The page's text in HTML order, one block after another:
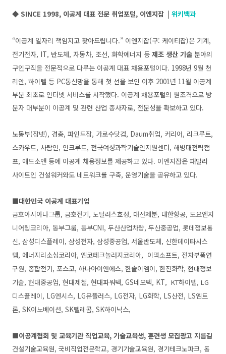
◆ SINCE 1998, 이공계 대표 전문 취업포털, 이엔지잡 | 위키백과
“이공계 일자리 책임지고 찾아드립니다.” 이엔지잡(구: 케이티잡)은 기계,
전기전자, IT, 반도체, 자동차, 조선, 화학에너지 등 제조 생산 기술 분야의
구인구직을 전문적으로 다루는 이공계 대표 채용포털이다. 1998년 9월 천
리안, 하이텔 등 PC통신망을 통해 첫 선을 보인 이후 2001년 11월 이공계
부문 최초로 인터넷 서비스를 시작했다. 이공계 채용포털의 원조격으로 방
문자 대부분이 이공계 및 관련 산업 종사자로, 전문성을 확보하고 있다.
노동부(잡넷), 경총, 파인드잡, 가로수닷컴, Daum취업, 커리어, 리크루트,
스카우트, 사람인, 인크루트, 전국여성과학기술인지원센터, 해병대전략캠
프, 애드소앤 등에 이공계 채용정보를 제공하고 있다. 이엔지잡은 패밀리
사이트인 건설워커와도 네트워크를 구축, 운영기술을 공유하고 있다.
■대한민국 이공계 대표기업
금호아시아나그룹, 금호전기, 노틸러스효성, 대선제분, 대한항공, 도요엔지
니어링코리아, 동부그룹, 동부CNI, 두산산업차량, 두산중공업, 롯데정보통
신, 삼성디스플레이, 삼성전자, 삼성중공업, 서울반도체, 신한데이타시스
템, 에너지리소싱코리아, 엠코테크놀러지코리아, 이맥소프트, 전자부품연
구원, 종합전기, 포스코, 하나아이앤에스, 한솔이엠이, 한진화학, 현대정보
기술, 현대중공업, 현대제철, 현대파워텍, GS네오텍, KT, KT하이텔, LG
디스플레이, LG엔시스, LG유플러스, LG전자, LG화학, LS산전, LS엠트
론, SK이노베이션, SK텔레콤, SK하이닉스,
■이공계협회 및 교육기관 직업교육, 기술교육생, 훈련생 모집광고 지름길
건설기술교육원, 국비직업전문학교, 경기기술교육원, 경기테크노파크, 동